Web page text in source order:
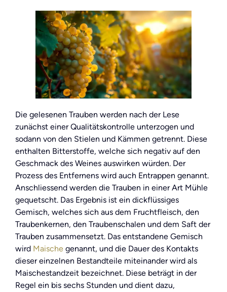
Die gelesenen Trauben werden nach der Lese
zunächst einer Qualitätskontrolle unterzogen und
sodann von den Stielen und Kämmen getrennt. Diese
enthalten Bitterstoffe, welche sich negativ auf den
Geschmack des Weines auswirken würden. Der
Prozess des Entfernens wird auch Entrappen genannt.
Anschliessend werden die Trauben in einer Art Mühle
gequetscht. Das Ergebnis ist ein dickflüssiges
Gemisch, welches sich aus dem Fruchtfleisch, den
Traubenkernen, den Traubenschalen und dem Saft der
Trauben zusammensetzt. Das entstandene Gemisch
wird Maische genannt, und die Dauer des Kontakts
dieser einzelnen Bestandteile miteinander wird als
Maischestandzeit bezeichnet. Diese beträgt in der
Regel ein bis sechs Stunden und dient dazu,